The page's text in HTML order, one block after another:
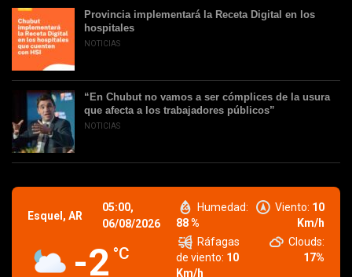
Provincia implementará la Receta Digital en los
hospitales
NOTICIAS
“En Chubut no vamos a ser cómplices de la usura
que afecta a los trabajadores públicos”
NOTICIAS
Esquel, AR
05:00,
06/08/2026
-2 °C
Humedad:
88 %
Viento: 10
Km/h
Ráfagas
de viento: 10
Km/h
Clouds:
17%